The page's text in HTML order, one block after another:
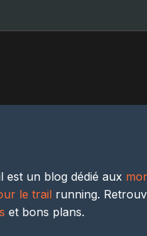
est un blog dédié aux
le trail running.
et bons plans.